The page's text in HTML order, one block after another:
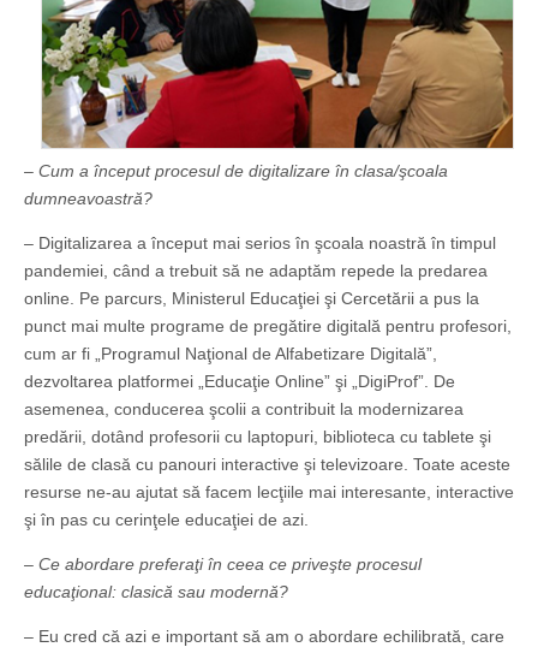
– Cum a început procesul de digitalizare în clasa/şcoala
dumneavoastră?
– Digitalizarea a început mai serios în şcoala noastră în timpul
pandemiei, când a trebuit să ne adaptăm repede la predarea
online. Pe parcurs, Ministerul Educaţiei şi Cercetării a pus la
punct mai multe programe de pregătire digitală pentru profesori,
cum ar fi „Programul Naţional de Alfabetizare Digitală”,
dezvoltarea platformei „Educaţie Online” şi „DigiProf”. De
asemenea, conducerea şcolii a contribuit la modernizarea
predării, dotând profesorii cu laptopuri, biblioteca cu tablete şi
sălile de clasă cu panouri interactive şi televizoare. Toate aceste
resurse ne-au ajutat să facem lecţiile mai interesante, interactive
şi în pas cu cerinţele educaţiei de azi.
– Ce abordare preferaţi în ceea ce priveşte procesul
educaţional: clasică sau modernă?
– Eu cred că azi e important să am o abordare echilibrată, care